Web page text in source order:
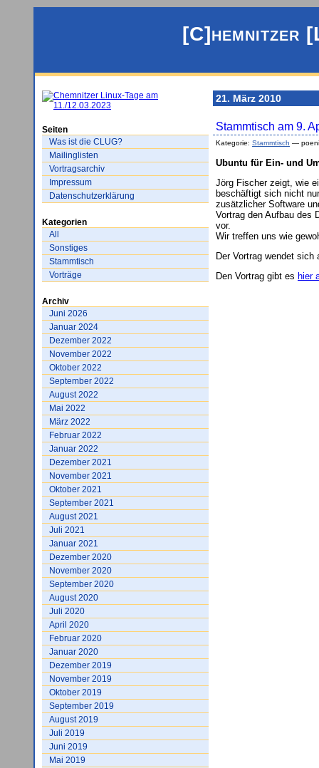
[C]hemnitzer
Seiten
Was ist die CLUG?
Mailinglisten
Vortragsarchiv
Impressum
Datenschutzerklärung
Kategorien
All
Sonstiges
Stammtisch
Vorträge
Archiv
Juni 2026
Januar 2024
Dezember 2022
November 2022
Oktober 2022
September 2022
August 2022
Mai 2022
März 2022
Februar 2022
Januar 2022
Dezember 2021
November 2021
Oktober 2021
September 2021
August 2021
Juli 2021
Januar 2021
Dezember 2020
November 2020
September 2020
August 2020
Juli 2020
April 2020
Februar 2020
Januar 2020
Dezember 2019
November 2019
Oktober 2019
September 2019
August 2019
Juli 2019
Juni 2019
Mai 2019
21. März 2010
Stammtisch am 9.
Kategorie: Stammtisch —
Ubuntu für Ein- und
Jörg Fischer zeigt, wie
beschäftigt sich nicht
zusätzlicher Software
Vortrag den Aufbau des
vor.
Wir treffen uns wie
Der Vortrag wendet sich
Den Vortrag gibt es hier